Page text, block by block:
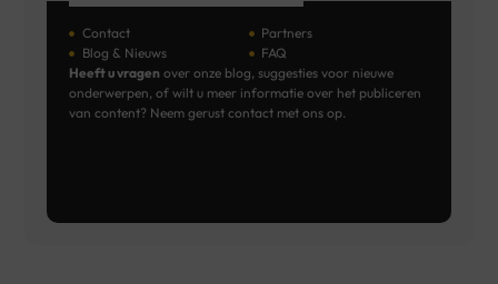
Contact
Blog & Nieuws
Partners
FAQ
Heeft u vragen over onze blog, suggesties voor nieuwe
onderwerpen, of wilt u meer informatie over het publiceren
van content? Neem gerust contact met ons op.